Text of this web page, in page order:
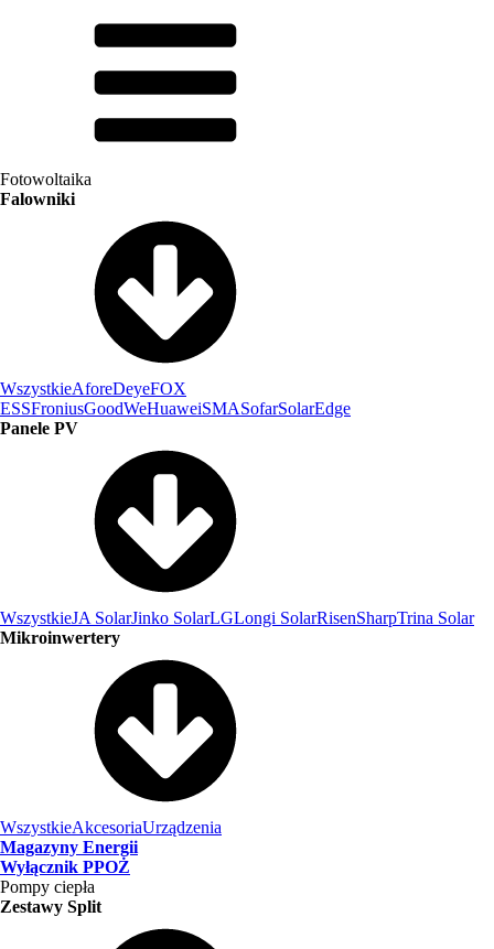
Fotowoltaika
Falowniki
WszystkieAforeDeyeFOX
ESSFroniusGoodWeHuaweiSMASofarSolarEdge
Panele PV
WszystkieJA SolarJinko SolarLGLongi SolarRisenSharpTrina Solar
Mikroinwertery
WszystkieAkcesoriaUrządzenia
Magazyny Energii
Wyłącznik PPOŻ
Pompy ciepła
Zestawy Split